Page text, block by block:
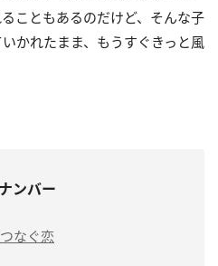
こともあるのだけど、そんな子
かれたまま、もうすぐきっと風
ンバー
なぐ恋